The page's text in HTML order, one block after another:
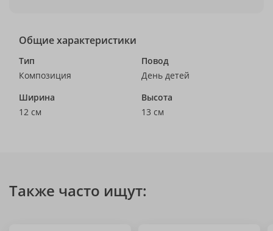
Общие характеристики
Тип
Композиция
Повод
День детей
Ширина
12 см
Высота
13 см
Также часто ищут: